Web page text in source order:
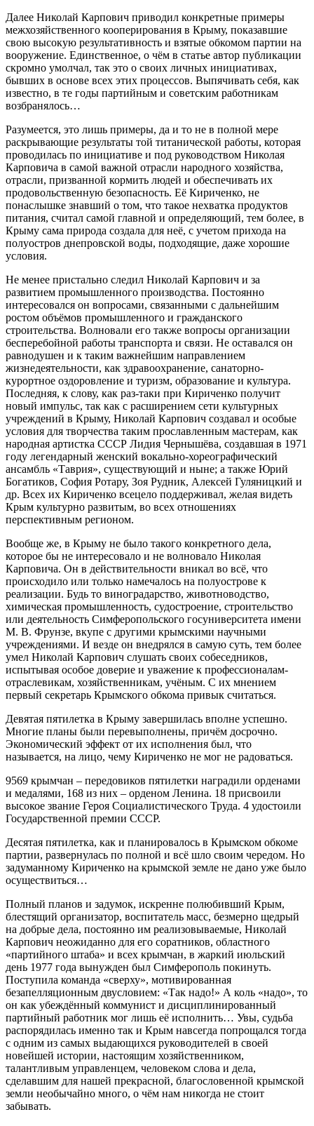
Далее Николай Карпович приводил конкретные примеры
межхозяйственного кооперирования в Крыму, показавшие
свою высокую результативность и взятые обкомом партии на
вооружение. Единственное, о чём в статье автор публикации
скромно умолчал, так это о своих личных инициативах,
бывших в основе всех этих процессов. Выпячивать себя, как
известно, в те годы партийным и советским работникам
возбранялось…
Разумеется, это лишь примеры, да и то не в полной мере
раскрывающие результаты той титанической работы, которая
проводилась по инициативе и под руководством Николая
Карповича в самой важной отрасли народного хозяйства,
отрасли, призванной кормить людей и обеспечивать их
продовольственную безопасность. Её Кириченко, не
понаслышке знавший о том, что такое нехватка продуктов
питания, считал самой главной и определяющий, тем более, в
Крыму сама природа создала для неё, с учетом прихода на
полуостров днепровской воды, подходящие, даже хорошие
условия.
Не менее пристально следил Николай Карпович и за
развитием промышленного производства. Постоянно
интересовался он вопросами, связанными с дальнейшим
ростом объёмов промышленного и гражданского
строительства. Волновали его также вопросы организации
бесперебойной работы транспорта и связи. Не оставался он
равнодушен и к таким важнейшим направлением
жизнедеятельности, как здравоохранение, санаторно-
курортное оздоровление и туризм, образование и культура.
Последняя, к слову, как раз-таки при Кириченко получит
новый импульс, так как с расширением сети культурных
учреждений в Крыму, Николай Карпович создавал и особые
условия для творчества таким прославленным мастерам, как
народная артистка СССР Лидия Чернышёва, создавшая в 1971
году легендарный женский вокально-хореографический
ансамбль «Таврия», существующий и ныне; а также Юрий
Богатиков, София Ротару, Зоя Рудник, Алексей Гуляницкий и
др. Всех их Кириченко всецело поддерживал, желая видеть
Крым культурно развитым, во всех отношениях
перспективным регионом.
Вообще же, в Крыму не было такого конкретного дела,
которое бы не интересовало и не волновало Николая
Карповича. Он в действительности вникал во всё, что
происходило или только намечалось на полуострове к
реализации. Будь то виноградарство, животноводство,
химическая промышленность, судостроение, строительство
или деятельность Симферопольского госуниверситета имени
М. В. Фрунзе, вкупе с другими крымскими научными
учреждениями. И везде он внедрялся в самую суть, тем более
умел Николай Карпович слушать своих собеседников,
испытывая особое доверие и уважение к профессионалам-
отраслевикам, хозяйственникам, учёным. С их мнением
первый секретарь Крымского обкома привык считаться.
Девятая пятилетка в Крыму завершилась вполне успешно.
Многие планы были перевыполнены, причём досрочно.
Экономический эффект от их исполнения был, что
называется, на лицо, чему Кириченко не мог не радоваться.
9569 крымчан – передовиков пятилетки наградили орденами
и медалями, 168 из них – орденом Ленина. 18 присвоили
высокое звание Героя Социалистического Труда. 4 удостоили
Государственной премии СССР.
Десятая пятилетка, как и планировалось в Крымском обкоме
партии, развернулась по полной и всё шло своим чередом. Но
задуманному Кириченко на крымской земле не дано уже было
осуществиться…
Полный планов и задумок, искренне полюбивший Крым,
блестящий организатор, воспитатель масс, безмерно щедрый
на добрые дела, постоянно им реализовываемые, Николай
Карпович неожиданно для его соратников, областного
«партийного штаба» и всех крымчан, в жаркий июльский
день 1977 года вынужден был Симферополь покинуть.
Поступила команда «сверху», мотивированная
безапелляционным двусловием: «Так надо!» А коль «надо», то
он как убеждённый коммунист и дисциплинированный
партийный работник мог лишь её исполнить… Увы, судьба
распорядилась именно так и Крым навсегда попрощался тогда
с одним из самых выдающихся руководителей в своей
новейшей истории, настоящим хозяйственником,
талантливым управленцем, человеком слова и дела,
сделавшим для нашей прекрасной, благословенной крымской
земли необычайно много, о чём нам никогда не стоит
забывать.